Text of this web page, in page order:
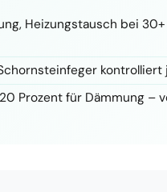
Heizungstausch bei
kontrolliert
Prozent für Dämmung –